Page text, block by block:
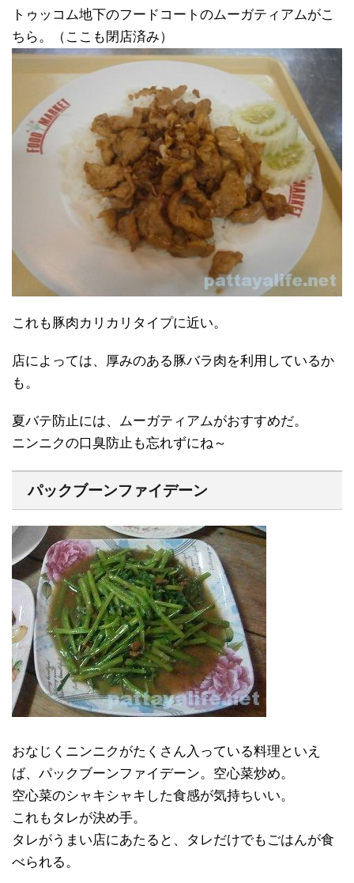
トゥッコム地下のフードコートのムーガティアムがこ
ちら。（ここも閉店済み）
これも豚肉カリカリタイプに近い。
店によっては、厚みのある豚バラ肉を利用しているか
も。
夏バテ防止には、ムーガティアムがおすすめだ。
ニンニクの口臭防止も忘れずにね～
パックブーンファイデーン
おなじくニンニクがたくさん入っている料理といえ
ば、パックブーンファイデーン。空心菜炒め。
空心菜のシャキシャキした食感が気持ちいい。
これもタレが決め手。
タレがうまい店にあたると、タレだけでもごはんが食
べられる。